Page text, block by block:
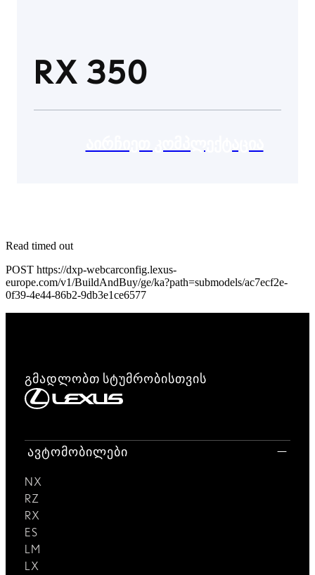
RX 350
Read timed out
POST https://dxp-webcarconfig.lexus-
europe.com/v1/BuildAndBuy/ge/ka?path=submodels/ac7ecf2e-
0f39-4e44-86b2-9db3e1ce6577
გმადლობთ სტუმრობისთვის
ავტომობილები
NX
RZ
RX
ES
LM
LX